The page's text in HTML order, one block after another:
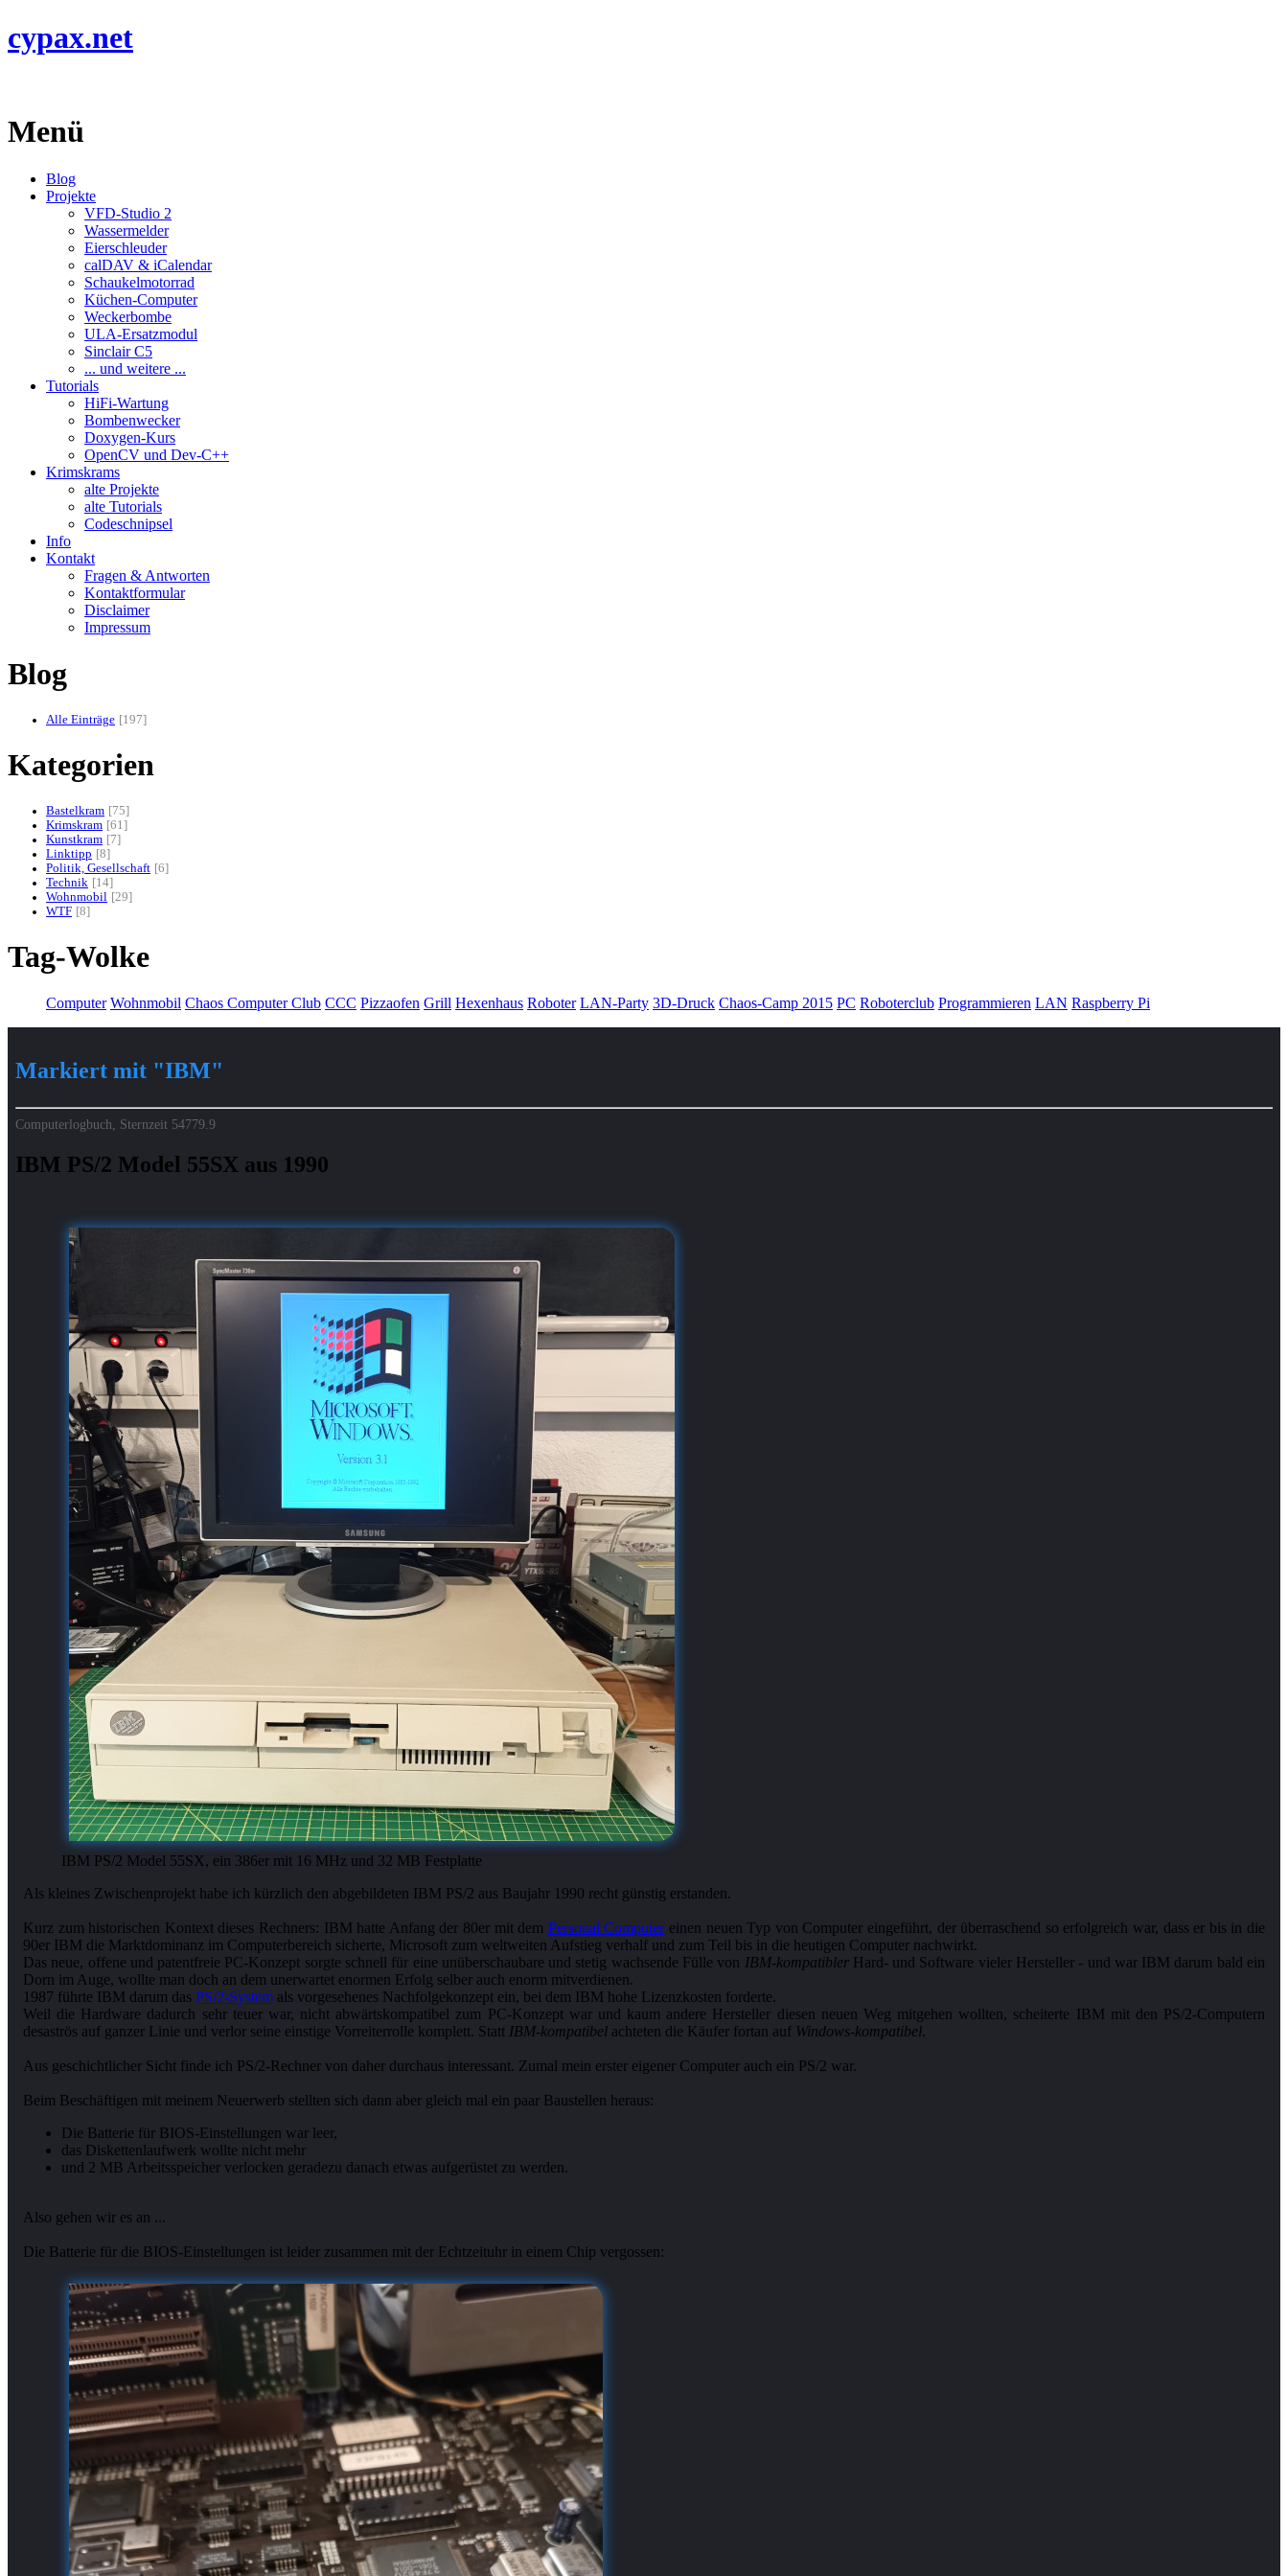
cypax.net
Menü
Blog
Projekte
VFD-Studio 2
Wassermelder
Eierschleuder
calDAV & iCalendar
Schaukelmotorrad
Küchen-Computer
Weckerbombe
ULA-Ersatzmodul
Sinclair C5
... und weitere ...
Tutorials
HiFi-Wartung
Bombenwecker
Doxygen-Kurs
OpenCV und Dev-C++
Krimskrams
alte Projekte
alte Tutorials
Codeschnipsel
Info
Kontakt
Fragen & Antworten
Kontaktformular
Disclaimer
Impressum
Blog
Alle Einträge 197
Kategorien
Bastelkram
75
Krimskram 61
Kunstkram
7
Linktipp
8
Politik, Gesellschaft 6
Technik
14
Wohnmobil
29
WTF 8
Tag-Wolke
Computer Wohnmobil Chaos Computer Club CCC Pizzaofen Grill Hexenhaus Roboter LAN-Party 3D-Druck Chaos-Camp 2015 PC Roboterclub Programmieren LAN Raspberry Pi
Markiert mit "IBM"
Computerlogbuch, Sternzeit 54779.9
IBM PS/2 Model 55SX aus 1990
IBM PS/2 Model 55SX, ein 386er mit 16 MHz und 32 MB Festplatte
Als kleines Zwischenprojekt habe ich kürzlich den abgebildeten IBM PS/2 aus Baujahr 1990 recht günstig erstanden.
Kurz zum historischen Kontext dieses Rechners: IBM hatte Anfang der 80er mit dem Personal Computereinen neuen Typ von Computer eingeführt, der überraschend so erfolgreich war, dass er bis in die
90er IBM die Marktdominanz im Computerbereich sicherte, Microsoft zum weltweiten Aufstieg verhalf und zum Teil bis in die heutigen Computer nachwirkt.
Das neue, offene und patentfreie PC-Konzept sorgte schnell für eine unüberschaubare und stetig wachsende Fülle von IBM-kompatiblerHard- und Software vieler Hersteller - und war IBM darum bald ein
Dorn im Auge, wollte man doch an dem unerwartet enormen Erfolg selber auch enorm mitverdienen.
1987 führte IBM darum das PS/2-System als vorgesehenes Nachfolgekonzept ein, bei dem IBM hohe Lizenzkosten forderte.
Weil die Hardware dadurch sehr teuer war, nicht abwärtskompatibel zum PC-Konzept war und kaum andere Hersteller diesen neuen Weg mitgehen wollten, scheiterte IBM mit den PS/2-Computern
desaströs auf ganzer Linie und verlor seine einstige Vorreiterrolle komplett. Statt IBM-kompatibel achteten die Käufer fortan auf Windows-kompatibel.
Aus geschichtlicher Sicht finde ich PS/2-Rechner von daher durchaus interessant. Zumal mein erster eigener Computer auch ein PS/2 war.
Die Batterie für BIOS-Einstellungen war leer,
das Diskettenlaufwerk wollte nicht mehr
und 2 MB Arbeitsspeicher verlocken geradezu danach etwas aufgerüstet zu werden.
Also gehen wir es an ...